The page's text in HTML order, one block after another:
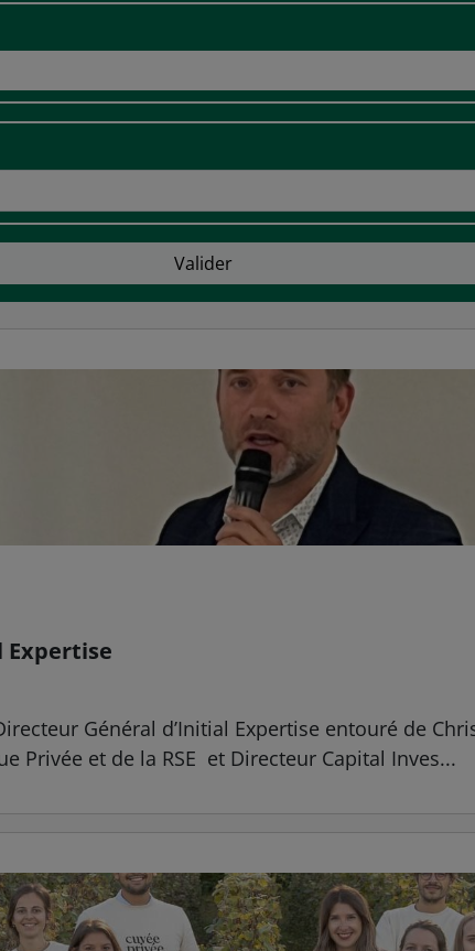
Valider
Expertise
Général d’Initial Expertise entouré de
Privée et de la RSE et Directeur Capital Inves...